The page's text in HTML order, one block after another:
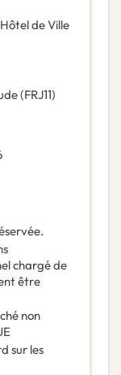
de Ville
(FRJ11)
chargé de
être
non
sur les